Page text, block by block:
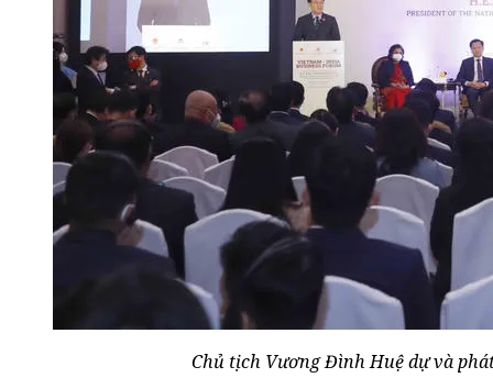
Chủ tịch Vương Đình Huệ dự và